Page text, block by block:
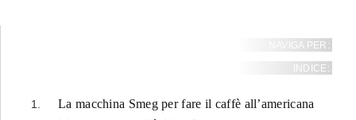
NAVIGA PER:
INDICE:
La macchina Smeg per fare il caffè all’americana